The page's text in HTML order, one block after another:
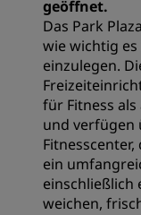
geöffnet.
Das Park
wie wichtig
einzulegen.
für Fitness
und verfügen
ein
einschließlich
weichen,